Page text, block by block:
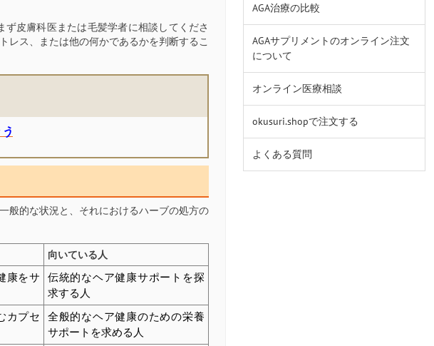
皮膚科医または毛髪学者に相談してくださ
レス、または他の何かであるかを判断するこ
般的な状況と、それにおけるハーブの処方の
向いている人
康をサ
伝統的なヘア健康サポートを探
求する人
カプセ
全般的なヘア健康のための栄養
サポートを求める人
AGA治療の比較
AGAサプリメントのオンライン注文
について
オンライン医療相談
okusuri.shopで注文する
よくある質問